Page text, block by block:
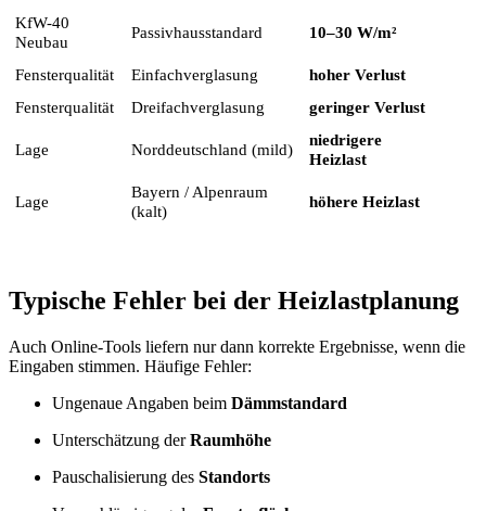
KfW-40
Neubau
Passivhausstandard 10–30 W/m²
Fensterqualität Einfachverglasung
hoher Verlust
Fensterqualität
Dreifachverglasung geringer Verlust
Lage Norddeutschland (mild)
niedrigere
Heizlast
Lage
Bayern / Alpenraum
(kalt)
höhere Heizlast
Typische Fehler bei der Heizlastplanung
Auch Online-Tools liefern nur dann korrekte Ergebnisse, wenn die
Eingaben stimmen. Häufige Fehler:
Ungenaue Angaben beim Dämmstandard
Unterschätzung derRaumhöhe
Pauschalisierung des Standorts